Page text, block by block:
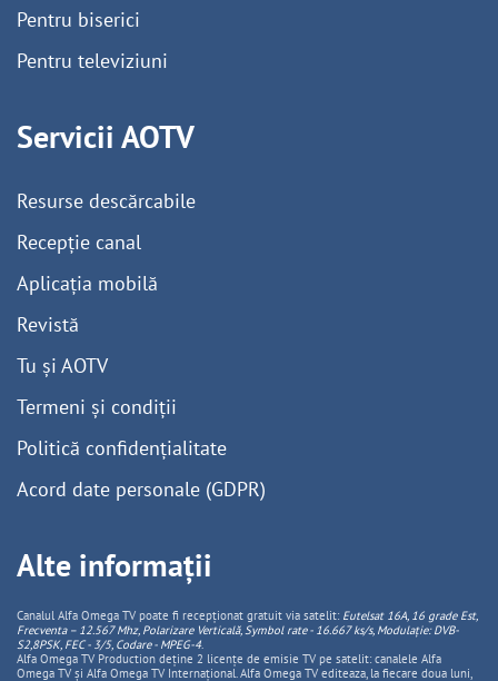
Pentru biserici
Pentru televiziuni
Servicii AOTV
Resurse descărcabile
Recepție canal
Aplicația mobilă
Revistă
Tu și AOTV
Termeni și condiții
Politică confidențialitate
Acord date personale (GDPR)
Alte informații
Canalul Alfa Omega TV poate fi recepționat gratuit via satelit: Eutelsat 16A, 16 grade Est,
Frecventa – 12.567 Mhz, PolarizareVerticală, Symbol rate - 16.667 ks/s, Modulație: DVB-
S2,8PSK, FEC - 3/5, Codare - MPEG-4.
Alfa Omega TV Production deține 2 licențe de emisie TV pe satelit: canalele Alfa
Omega TV și Alfa Omega TV Internațional. Alfa Omega TV editeaza, la fiecare doua luni,